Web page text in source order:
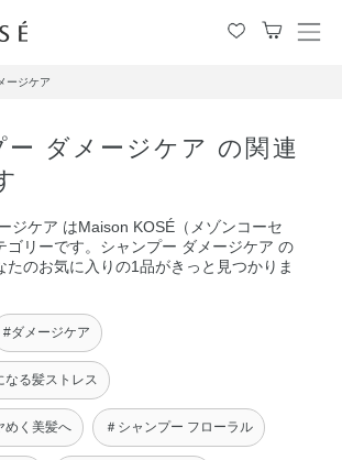
メ
ージケア
ー ダメージケア の関連
ジケア はMaison KOSÉ（メゾンコーセ
ゴリーです。シャンプー ダメージケア の
たのお気に入りの1品がきっと見つかりま
#ダメージケア
なる髪ストレス
めく美髪へ ＃シャンプー フローラル